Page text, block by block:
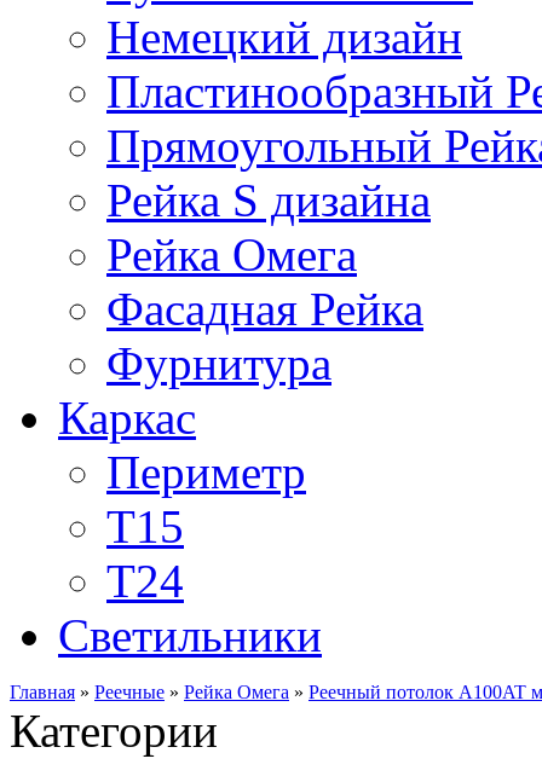
Немецкий дизайн
Пластинообразный
Прямоугольный
Рейка S дизайна
Рейка Омега
Фасадная Рейка
Фурнитура
Каркас
Периметр
Т15
Т24
Светильники
Главная » Реечные » Рейка Омега » Реечный потолок
Категории